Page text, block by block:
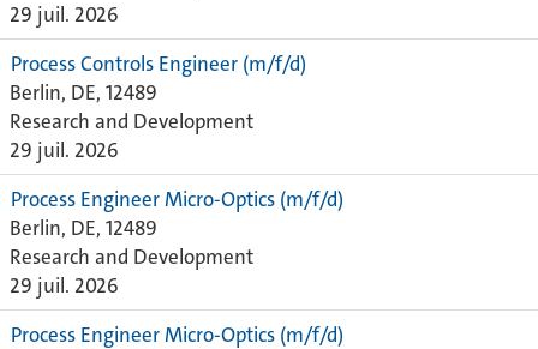
29 juil. 2026
Process Controls Engineer (m/f/d)
Berlin, DE, 12489
Research and Development
29 juil. 2026
Process Engineer Micro-Optics (m/f/d)
Berlin, DE, 12489
Research and Development
29 juil. 2026
Process Engineer Micro-Optics (m/f/d)